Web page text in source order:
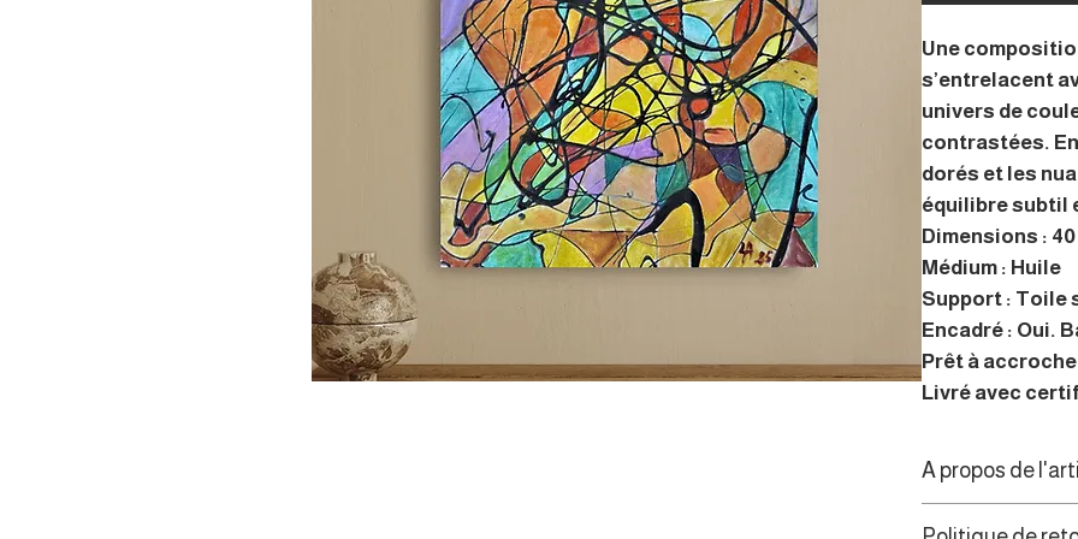
Une
s’entrelacent
univers de
contrastées.
dorés et les
équilibre subtil
Dimensions : 40
Médium : Huile
Support : Toile
Encadré : Oui.
Prêt à
Livré avec
A propos de